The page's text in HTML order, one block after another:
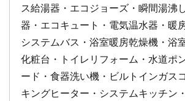
ス給湯器・エコジョーズ・瞬間湯沸
器・エコキュート・電気温水器・暖
システムバス・浴室暖房乾燥機・浴
化粧台・トイレリフォーム・水道ポ
ード・食器洗い機・ビルトインガス
キングヒーター・システムキッチン